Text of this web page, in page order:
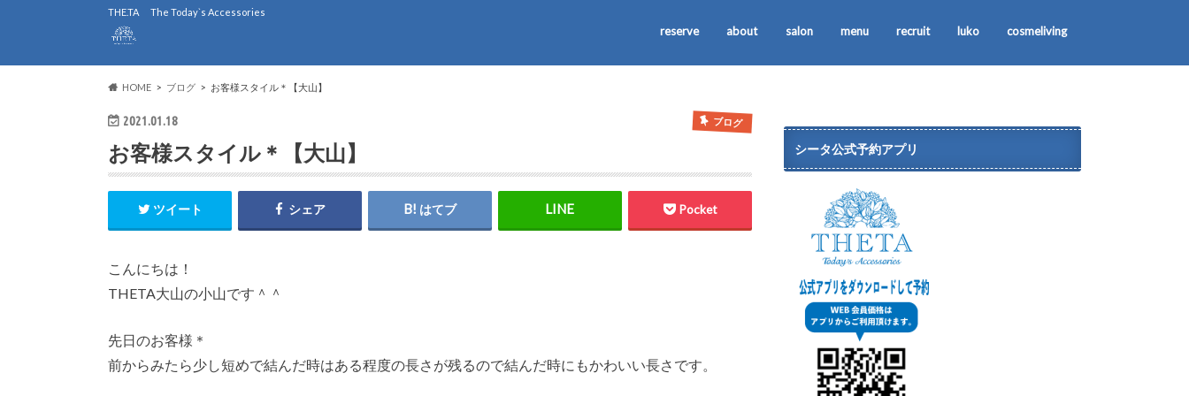
THE.TA The Today`s Accessories
reserve about salon menu recruit luko cosmeliving
HOME ブログ お客様スタイル＊【大山】
2021.01.18 ブログ
お客様スタイル＊【大山】
ツイート シェア はてブ Pocket
こんにちは！
THETA大山の小山です＾＾
先日のお客様＊
前からみたら少し短めで結んだ時はある程度の長さが残るので結んだ時にもかわいい長さです。
シータ公式予約アプリ